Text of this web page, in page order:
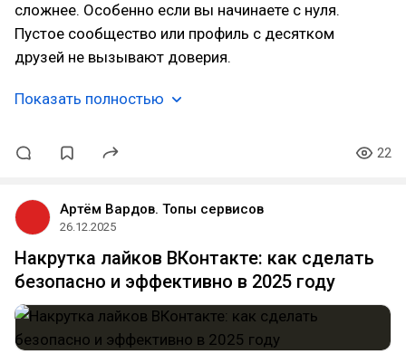
сложнее. Особенно если вы начинаете с нуля.
Пустое сообщество или профиль с десятком
друзей не вызывают доверия.
Показать полностью
22
Артём Вардов. Топы сервисов
26.12.2025
Накрутка лайков ВКонтакте: как сделать
безопасно и эффективно в 2025 году